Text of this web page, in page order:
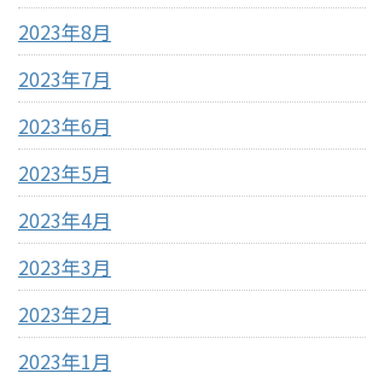
2023年8月
2023年7月
2023年6月
2023年5月
2023年4月
2023年3月
2023年2月
2023年1月